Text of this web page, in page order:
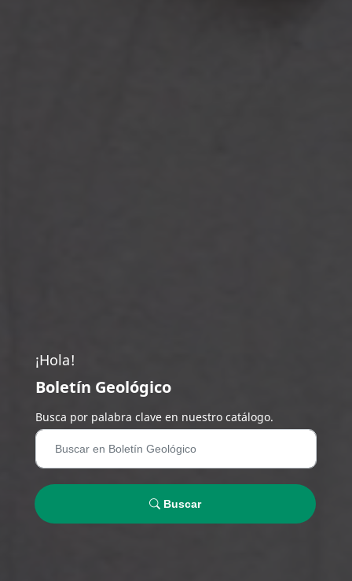
¡Hola!
Boletín Geológico
Busca por palabra clave en nuestro catálogo.
Buscar